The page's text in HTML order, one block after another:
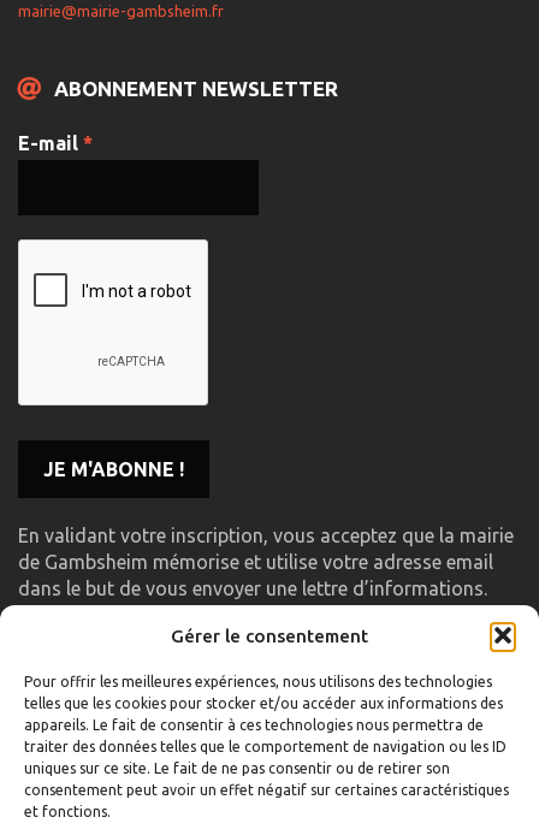
Gérer le consentement
Pour offrir les meilleures expériences, nous utilisons des technologies
telles que les cookies pour stocker et/ou accéder aux informations des
appareils. Le fait de consentir à ces technologies nous permettra de
traiter des données telles que le comportement de navigation ou les ID
uniques sur ce site. Le fait de ne pas consentir ou de retirer son
consentement peut avoir un effet négatif sur certaines caractéristiques
et fonctions.
mairie@mairie-gambsheim.fr
ABONNEMENT NEWSLETTER
E-mail *
En validant votre inscription, vous acceptez que la mairie
de Gambsheim mémorise et utilise votre adresse email
dans le but de vous envoyer une lettre d’informations.
LIENS UTILES
Accueil
Formulaire de contact
Gambs TV